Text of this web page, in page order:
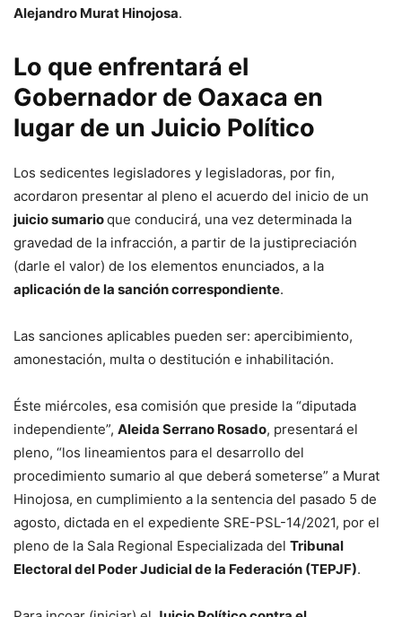
Alejandro Murat Hinojosa.
Lo que enfrentará el
Gobernador de Oaxaca en
lugar de un Juicio Político
Los sedicentes legisladores y legisladoras, por fin,
acordaron presentar al pleno el acuerdo del inicio de un
juicio sumarioque conducirá, una vez determinada la
gravedad de la infracción, a partir de la justipreciación
(darle el valor) de los elementos enunciados, a la
aplicación de la sanción correspondiente.
Las sanciones aplicables pueden ser: apercibimiento,
amonestación, multa o destitución e inhabilitación.
Éste miércoles, esa comisión que preside la “diputada
independiente”, Aleida Serrano Rosado, presentará el
pleno, “los lineamientos para el desarrollo del
procedimiento sumario al que deberá someterse” a Murat
Hinojosa, en cumplimiento a la sentencia del pasado 5 de
agosto, dictada en el expediente SRE-PSL-14/2021, por el
pleno de la Sala Regional Especializada del Tribunal
Electoral del Poder Judicial de la Federación (TEPJF).